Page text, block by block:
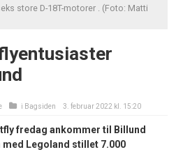
store D-18T-motorer . (Foto: Matti
i Bagsiden 3. februar 2022 kl. 15:20
fredag ankommer til Billund
med Legoland stillet 7.000